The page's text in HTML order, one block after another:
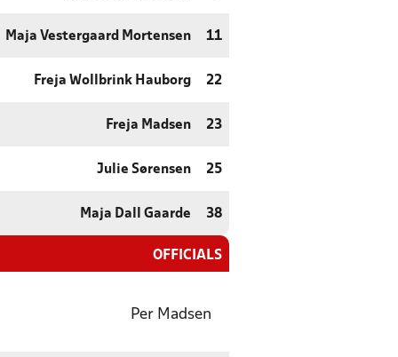
Maja Vestergaard Mortensen 11
Freja Wollbrink Hauborg 22
Freja Madsen 23
Julie Sørensen 25
Maja Dall Gaarde 38
OFFICIALS
Per Madsen